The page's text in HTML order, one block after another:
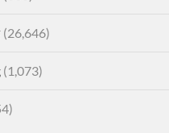
(26,646)
(1,073)